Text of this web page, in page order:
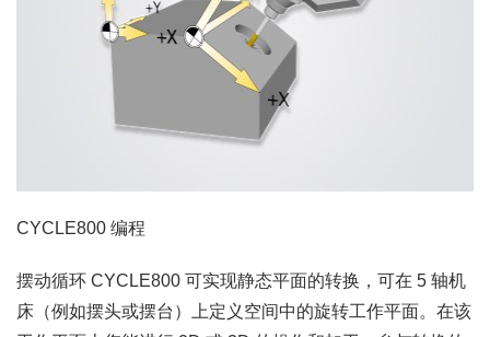
CYCLE800 编程
摆动循环 CYCLE800 可实现静态平面的转换，可在 5 轴机
床（例如摆头或摆台）上定义空间中的旋转工作平面。在该